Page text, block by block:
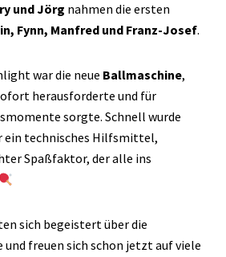
und Jörg nahmen die ersten
Fynn, Manfred und Franz-Josef.
war die neue Ballmaschine,
herausforderte und für
sorgte. Schnell wurde
ein technisches Hilfsmittel,
Spaßfaktor, der alle ins
sich begeistert über die
freuen sich schon jetzt auf viele